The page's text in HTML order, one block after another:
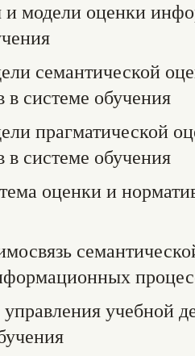
модели оценки
семантической
в системе обучения
прагматической
в системе обучения
оценки и
учебной